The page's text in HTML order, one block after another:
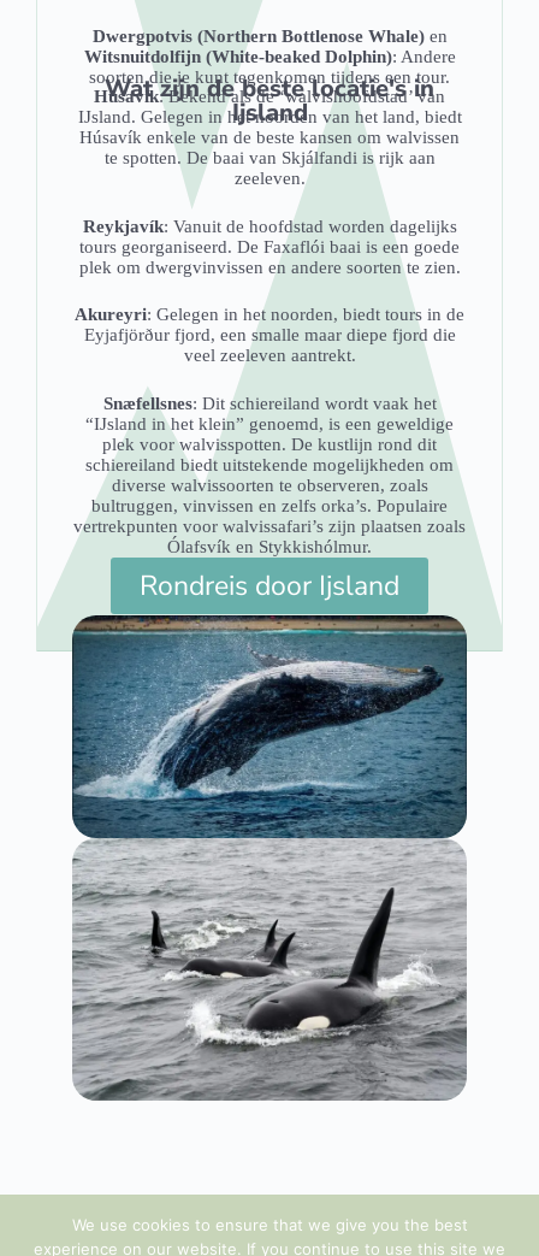
Dwergpotvis (Northern Bottlenose Whale)en
Witsnuitdolfijn (White-beaked Dolphin): Andere
soorten die je kunt tegenkomen tijdens een tour.
Wat zijn de beste locatie's in
Ijsland
Húsavík: Bekend als de ‘walvishoofdstad’ van
IJsland. Gelegen in het noorden van het land, biedt
Húsavík enkele van de beste kansen om walvissen
te spotten. De baai van Skjálfandi is rijk aan
zeeleven.
Reykjavík: Vanuit de hoofdstad worden dagelijks
tours georganiseerd. De Faxaflói baai is een goede
plek om dwergvinvissen en andere soorten te zien.
Akureyri: Gelegen in het noorden, biedt tours in de
Eyjafjörður fjord, een smalle maar diepe fjord die
veel zeeleven aantrekt.
Snæfellsnes: Dit schiereiland wordt vaak het
“IJsland in het klein” genoemd, is een geweldige
plek voor walvisspotten. De kustlijn rond dit
schiereiland biedt uitstekende mogelijkheden om
diverse walvissoorten te observeren, zoals
bultruggen, vinvissen en zelfs orka’s. Populaire
vertrekpunten voor walvissafari’s zijn plaatsen zoals
Ólafsvík en Stykkishólmur.
Rondreis door Ijsland
We use cookies to ensure that we give you the best
experience on our website. If you continue to use this site we